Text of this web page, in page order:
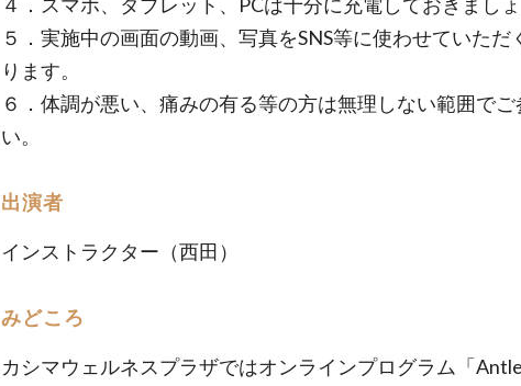
５．実施中の画面の動画、写真をSNS等に使わせていただ
ります。
６．体調が悪い、痛みの有る等の方は無理しない範囲でご
い。
出演者
インストラクター（西田）
みどころ
カシマウェルネスプラザではオンラインプログラム「